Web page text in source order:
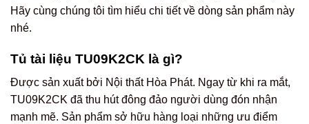
Hãy cùng chúng tôi tìm hiểu chi tiết về dòng sản phẩm này
nhé.
Tủ tài liệu TU09K2CK là gì?
Được sản xuất bởi Nội thất Hòa Phát. Ngay từ khi ra mắt,
TU09K2CK đã thu hút đông đảo người dùng đón nhận
mạnh mẽ. Sản phẩm sở hữu hàng loại những ưu điểm